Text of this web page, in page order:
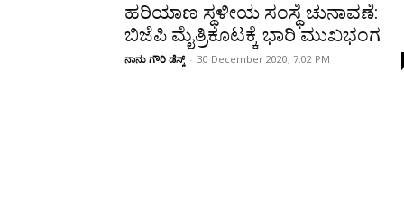
ಹರಿಯಾಣ ಸ್ಥಳೀಯ ಸಂಸ್ಥೆ ಚುನಾವಣೆ:
ಬಿಜೆಪಿ ಮೈತ್ರಿಕೂಟಕ್ಕೆ ಭಾರಿ ಮುಖಭಂಗ
ನಾನು ಗೌರಿ ಡೆಸ್ಕ್ - 30 December 2020, 7:02 PM